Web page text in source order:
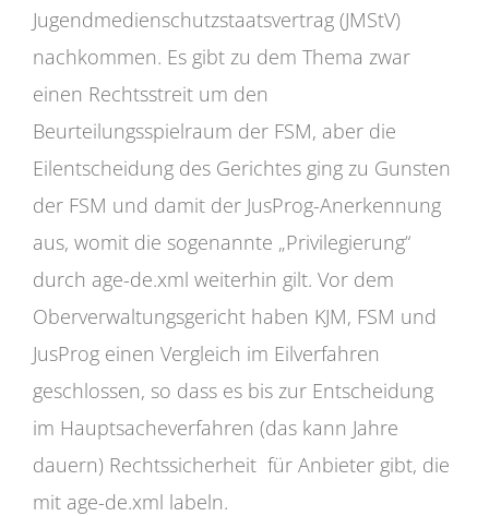
Jugendmedienschutzstaatsvertrag (JMStV)
nachkommen. Es gibt zu dem Thema zwar
einen Rechtsstreit um den
Beurteilungsspielraum der FSM, aber die
Eilentscheidung des Gerichtes ging zu Gunsten
der FSM und damit der JusProg-Anerkennung
aus, womit die sogenannte „Privilegierung“
durch age-de.xml weiterhin gilt. Vor dem
Oberverwaltungsgericht haben KJM, FSM und
JusProg einen Vergleich im Eilverfahren
geschlossen, so dass es bis zur Entscheidung
im Hauptsacheverfahren (das kann Jahre
dauern) Rechtssicherheit für Anbieter gibt, die
mit age-de.xml labeln.